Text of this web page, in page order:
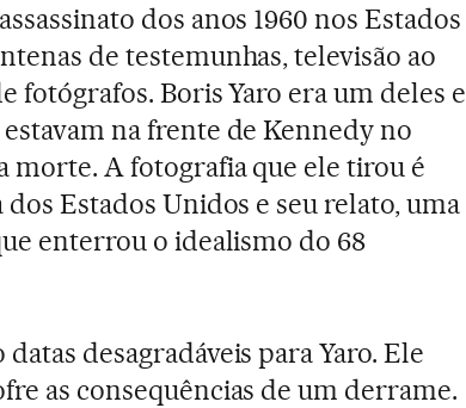
dos anos 1960 nos Estados
de testemunhas, televisão ao
fotógrafos. Boris Yaro era um deles e
na frente de Kennedy no
morte. A fotografia que ele tirou é
Estados Unidos e seu relato, uma
enterrou o idealismo do 68
desagradáveis para Yaro. Ele
as consequências de um derrame.